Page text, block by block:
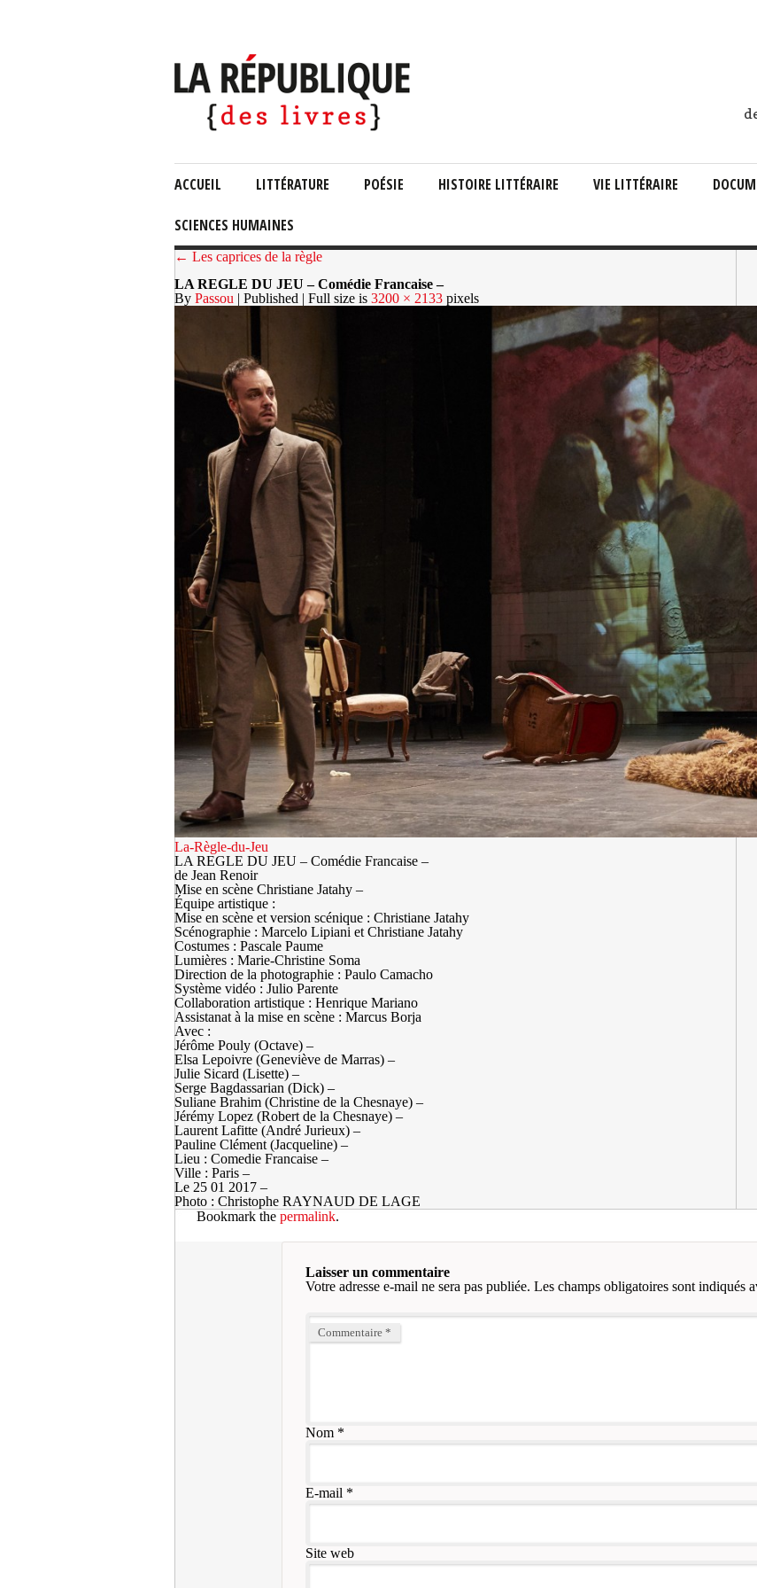
ACCUEIL LITTÉRATURE POÉSIE HISTOIRE LITTÉRAIRE VIE LITTÉRAIRE
SCIENCES HUMAINES
← Les caprices de la règle
LA REGLE DU JEU – Comédie Francaise –
By Passou | Published | Full size is 3200 × 2133 pixels
La-Règle-du-Jeu
LA REGLE DU JEU – Comédie Francaise –
de Jean Renoir
Mise en scène Christiane Jatahy –
Équipe artistique :
Mise en scène et version scénique : Christiane Jatahy
Scénographie : Marcelo Lipiani et Christiane Jatahy
Costumes : Pascale Paume
Lumières : Marie-Christine Soma
Direction de la photographie : Paulo Camacho
Système vidéo : Julio Parente
Collaboration artistique : Henrique Mariano
Assistanat à la mise en scène : Marcus Borja
Avec :
Jérôme Pouly (Octave) –
Elsa Lepoivre (Geneviève de Marras) –
Julie Sicard (Lisette) –
Serge Bagdassarian (Dick) –
Suliane Brahim (Christine de la Chesnaye) –
Jérémy Lopez (Robert de la Chesnaye) –
Laurent Lafitte (André Jurieux) –
Pauline Clément (Jacqueline) –
Lieu : Comedie Francaise –
Ville : Paris –
Le 25 01 2017 –
Photo : Christophe RAYNAUD DE LAGE
Bookmark the permalink.
Laisser un commentaire
Votre adresse e-mail ne sera pas publiée. Les champs obligatoires sont indiqués
Commentaire *
Nom*
E-mail *
Site web